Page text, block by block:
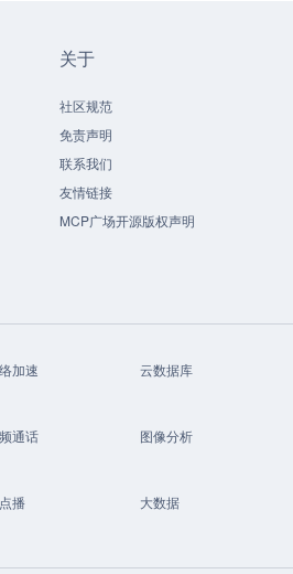
关于
社区规范
免责声明
联系我们
友情链接
MCP广场开源版权声明
加速 云数据库
通话 图像分析
播 大数据